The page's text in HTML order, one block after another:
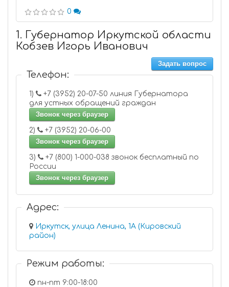
0
1. Губернатор Иркутской области
Кобзев Игорь Иванович
Задать вопрос
Телефон:
1)
для устных обращений граждан
Звонок через браузер
2)
+7 (3952) 20-06-00
Звонок через браузер
3)
России
Звонок через браузер
Адрес:
Иркутск, улица Ленина, 1А (Кировский
район)
Режим работы:
пн-пт 9:00-18:00